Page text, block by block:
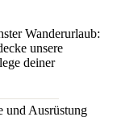
Wanderurlaub:
unsere
deiner
und Ausrüstung